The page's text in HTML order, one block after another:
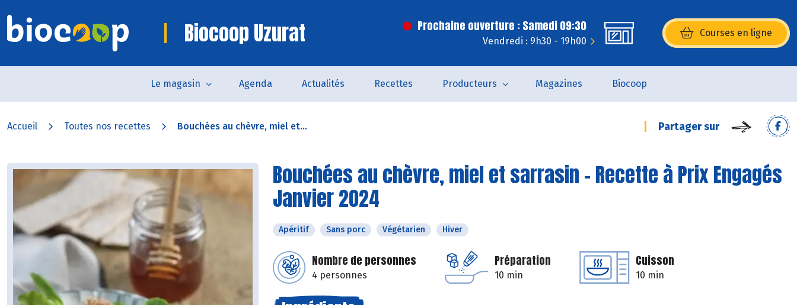
Biocoop Uzurat Prochaine ouverture : Samedi 09:30
Vendredi : 9h30 - 19h00
Courses en ligne
(s’ouvre dans une nouvelle
Le magasin Agenda Actualités Recettes Producteurs Magazines Biocoop
Accueil Toutes nos recettes Bouchées au chèvre, miel et... Partager sur
Bouchées au chèvre, miel et sarrasin - Recette à Prix Engagés
Janvier 2024
Apéritif Sans porc Végétarien Hiver
Nombre de personnes
4 personnes
Préparation
10 min
Cuisson
10 min